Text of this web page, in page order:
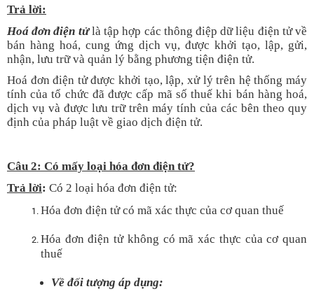
Trả lời:
Hoá đơn điện tửlà tập hợp các thông điệp dữ liệu điện tử về
bán hàng hoá, cung ứng dịch vụ, được khởi tạo, lập, gửi,
nhận, lưu trữ và quản lý bằng phương tiện điện tử.
Hoá đơn điện tử được khởi tạo, lập, xử lý trên hệ thống máy
tính của tổ chức đã được cấp mã số thuế khi bán hàng hoá,
dịch vụ và được lưu trữ trên máy tính của các bên theo quy
định của pháp luật về giao dịch điện tử.
Câu 2: Có mấy loại hóa đơn điện tử?
Trả lời: Có 2 loại hóa đơn điện tử:
Hóa đơn điện tử có mã xác thực của cơ quan thuế
Hóa đơn điện tử không có mã xác thực của cơ quan
thuế
Về đối tượng áp dụng: